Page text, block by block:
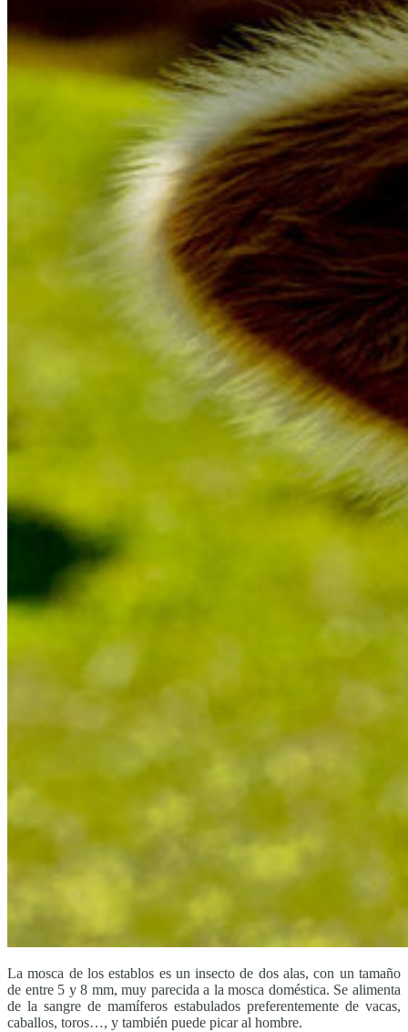
La mosca de los establos es un insecto de dos alas, con un tamaño
de entre 5 y 8 mm, muy parecida a la mosca doméstica. Se alimenta
de la sangre de mamíferos estabulados preferentemente de vacas,
caballos, toros…, y también puede picar al hombre.